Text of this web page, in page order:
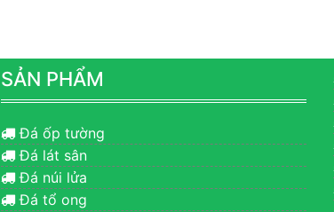
SẢN PHẨM
Đá ốp tường
Đá lát sân
Đá núi lửa
Đá tổ ong